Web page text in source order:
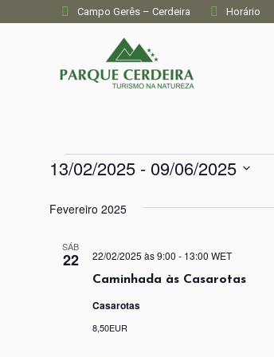
Campo Gerês – Cerdeira Horário
Eventos
13/02/2025 - 09/06/2025
a
Fevereiro 2025
SÁB
22
Caminhada às Casarotas
22/02/2025 às 9:00 - 13:00 WET
Casarotas
8,50EUR